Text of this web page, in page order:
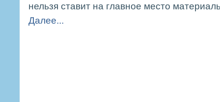
нельзя ставит на главное место
Далее...